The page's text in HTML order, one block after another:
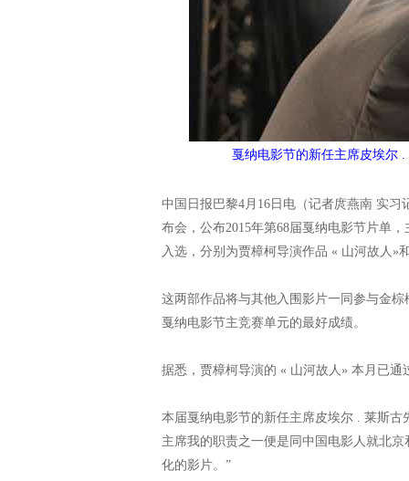
戛纳电影节的新任主席皮埃尔
中国日报巴黎4月16日电（记者庹燕南 实
布会，公布2015年第68届戛纳电影节片单
入选，分别为贾樟柯导演作品 « 山河故人»
这两部作品将与其他入围影片一同参与金
戛纳电影节主竞赛单元的最好成绩。
据悉，贾樟柯导演的 « 山河故人» 本月已
本届戛纳电影节的新任主席皮埃尔 . 莱斯
主席我的职责之一便是同中国电影人就北
化的影片。”